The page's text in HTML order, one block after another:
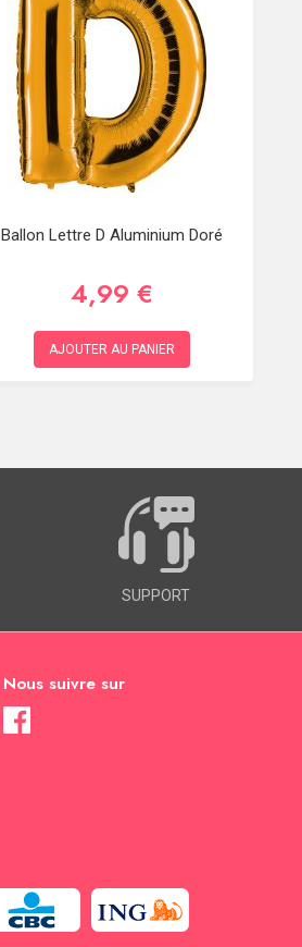
Ballon Lettre D Aluminium Doré
4,99 €
AJOUTER AU PANIER
SUPPORT
Nous suivre sur